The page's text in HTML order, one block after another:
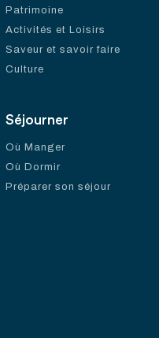
Patrimoine
Activités et Loisirs
Saveur et savoir faire
Culture
Séjourner
Où Manger
Où Dormir
Préparer son séjour